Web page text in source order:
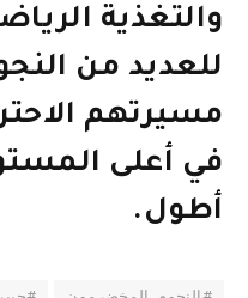
والتغذية
للعديد من
مسيرتهم
في أعلى
أطول.